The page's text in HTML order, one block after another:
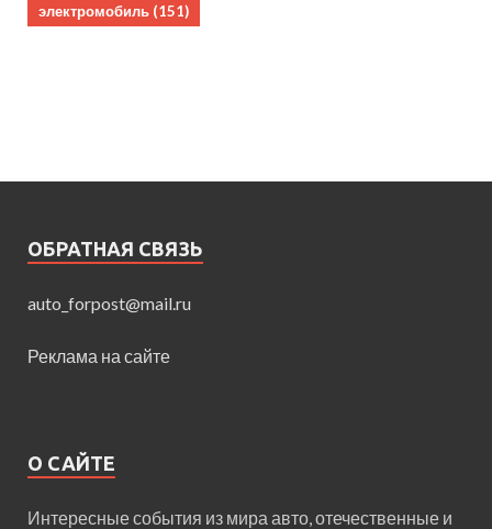
электромобиль (151)
ОБРАТНАЯ СВЯЗЬ
auto_forpost@mail.ru
Реклама на сайте
О САЙТЕ
Интересные события из мира авто, отечественные и